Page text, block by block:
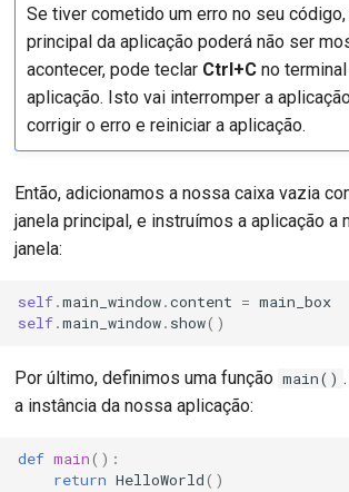
Se tiver cometido um erro no seu código,
principal da aplicação poderá não ser
acontecer, pode teclar Ctrl+Cno terminal
aplicação. Isto vai interromper a
corrigir o erro e reiniciar a aplicação.
Então, adicionamos a nossa caixa vazia
janela principal, e instruímos a aplicação a
janela:
self.main_window.content = main_box
self.main_window. show()
Por último, definimos uma função main()
a instância da nossa aplicação:
def main():
return HelloWorld()